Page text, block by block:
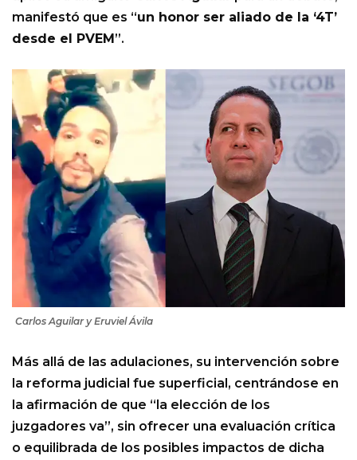
manifestó que es “un honor ser aliado de la ‘4T’
desde el PVEM”.
Carlos Aguilar y Eruviel Ávila
Más allá de las adulaciones, su intervención sobre
la reforma judicial fue superficial, centrándose en
la afirmación de que “la elección de los
juzgadores va”, sin ofrecer una evaluación crítica
o equilibrada de los posibles impactos de dicha